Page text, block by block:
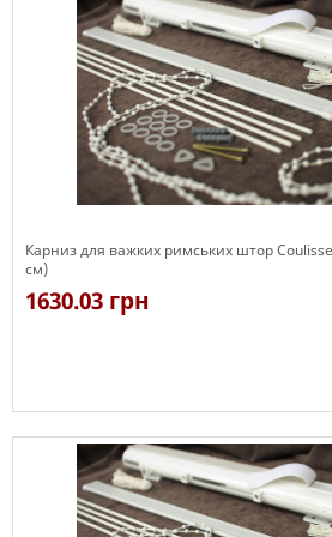
Карниз для важких римських штор
см)
1630.03 грн